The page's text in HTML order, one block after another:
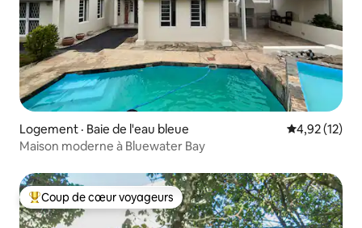
Logement · Baie de l'eau bleue Note
4,92 (12)
Maison moderne à Bluewater Bay
Coup de cœur voyageurs parmi les plus aimés
Coup de cœur voyageurs